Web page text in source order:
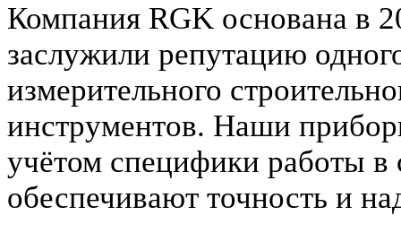
Компания RGK основана в
заслужили репутацию
измерительного
инструментов. Наши
учётом специфики работы в
обеспечивают точность и